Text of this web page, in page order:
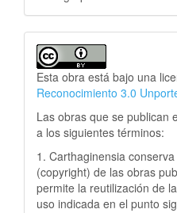
Esta obra está bajo una
Reconocimiento 3.0
Las obras que se publican
a los siguientes términos:
1. Carthaginensia
(copyright) de las obras
permite la reutilización de
uso indicada en el punto